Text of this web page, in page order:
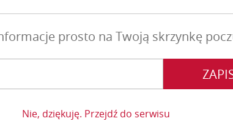
prosto na Twoją skrzynkę
Nie, dziękuję. Przejdź do serwisu